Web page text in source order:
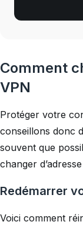
Comment
VPN
Protéger votre
conseillons donc
souvent que
changer
Redémarrer
Voici comment